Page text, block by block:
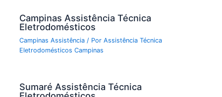
Campinas Assistência Técnica
Eletrodomésticos
Campinas Assistência / PorAssistência Técnica
Eletrodomésticos Campinas
Sumaré Assistência Técnica